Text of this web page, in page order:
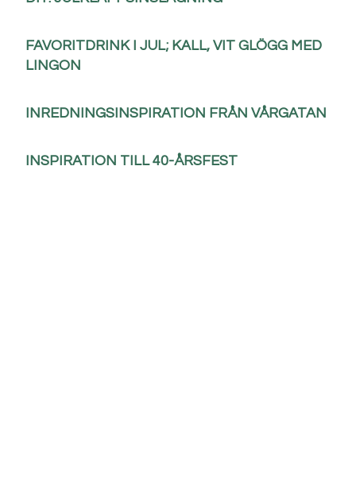
FAVORITDRINK I JUL; KALL, VIT GLÖGG MED
LINGON
INREDNINGSINSPIRATION FRÅN VÅRGATAN
INSPIRATION TILL 40-ÅRSFEST